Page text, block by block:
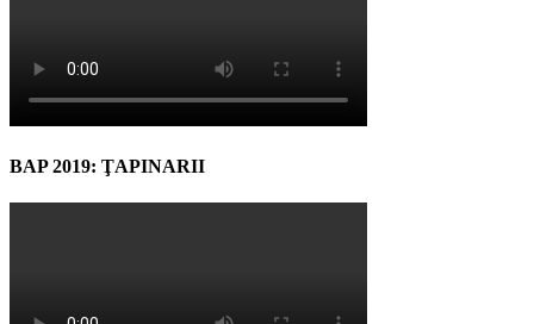
BAP 2019: ŢAPINARII